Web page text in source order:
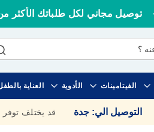
توصيل مجاني لكل طلباتك الأكثر من 100
الفيتامينات الأدوية العناية
التوصيل الي: جدة قد يختلف توفر